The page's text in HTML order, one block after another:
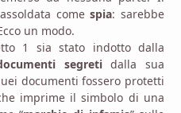
comespia: sarebbe
un modo.
1 sia stato indotto dalla
segretidalla sua
documenti fossero protetti
imprime il simbolo di una